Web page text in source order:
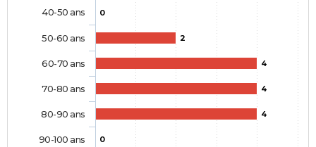
0
2
4
4
4
0
40-50 ans
50-60 ans
60-70 ans
70-80 ans
80-90 ans
90-100 ans